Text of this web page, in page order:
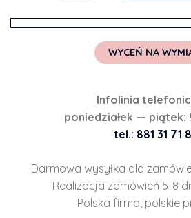
WYCEŃ NA
Infolinia
poniedziałek — piątek:
tel.: 881 31 71
Darmowa wysyłka dla
Realizacja zamówień 5-8
Polska firma, polskie